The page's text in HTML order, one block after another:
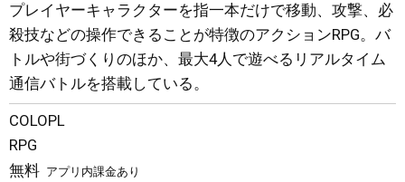
プレイヤーキャラクターを指一本だけで移動、攻撃、必
殺技などの操作できることが特徴のアクションRPG。バ
トルや街づくりのほか、最大4人で遊べるリアルタイム
通信バトルを搭載している。
COLOPL
RPG
無料 アプリ内課金あり